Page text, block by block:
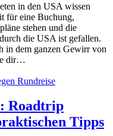
in den USA wissen
für eine Buchung,
stehen und die
die USA ist gefallen.
in dem ganzen Gewirr von
dir…
Roadtrip
Tipps